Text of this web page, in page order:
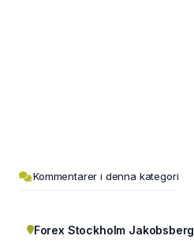
Kommentarer i denna kategori
Forex Stockholm Jakobsberg